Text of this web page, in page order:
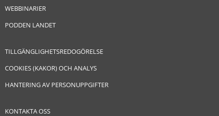
WEBBINARIER
PODDEN LANDET
TILLGÄNGLIGHETSREDOGÖRELSE
COOKIES (KAKOR) OCH ANALYS
HANTERING AV PERSONUPPGIFTER
KONTAKTA OSS